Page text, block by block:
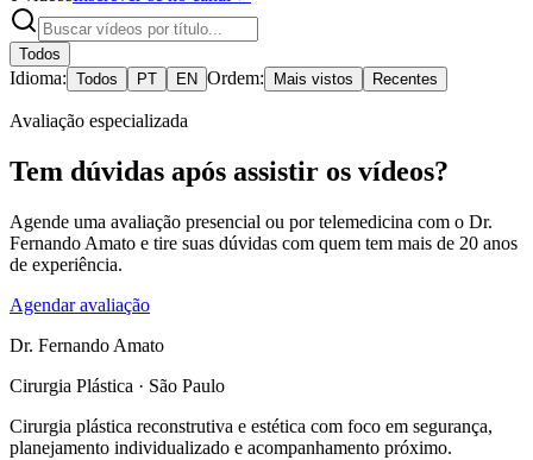
Todos
Idioma: Todos PT EN Ordem: Mais vistos Recentes
Avaliação especializada
Tem dúvidas após assistir os vídeos?
Agende uma avaliação presencial ou por telemedicina com o Dr.
Fernando Amato e tire suas dúvidas com quem tem mais de 20 anos
de experiência.
Agendar avaliação
Dr. Fernando Amato
Cirurgia Plástica · São Paulo
Cirurgia plástica reconstrutiva e estética com foco em segurança,
planejamento individualizado e acompanhamento próximo.